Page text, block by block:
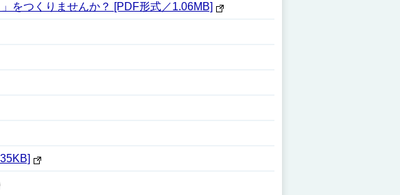
をつくりませんか？ [PDF形式／1.06MB]